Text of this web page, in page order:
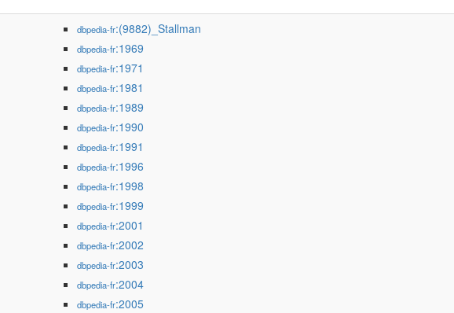
dbpedia-fr:(9882)_Stallman
dbpedia-fr:1969
dbpedia-fr:1971
dbpedia-fr:1981
dbpedia-fr:1989
dbpedia-fr:1990
dbpedia-fr:1991
dbpedia-fr:1996
dbpedia-fr:1998
dbpedia-fr:1999
dbpedia-fr:2001
dbpedia-fr:2002
dbpedia-fr:2003
dbpedia-fr:2004
dbpedia-fr:2005